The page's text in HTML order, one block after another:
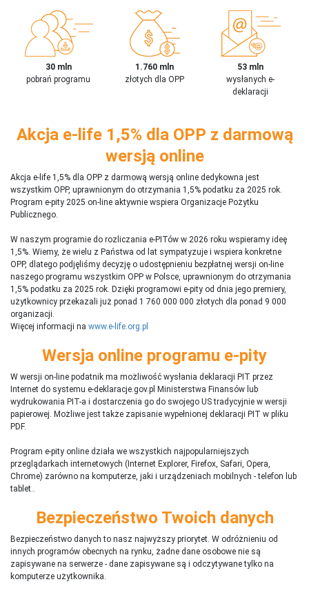
30 mln
pobrań programu
1.760 mln
złotych dla OPP
53 mln
wysłanych e-
deklaracji
Akcja e-life 1,5% dla OPP z darmową
wersją online
Akcja e-life 1,5% dla OPP z darmową wersją online dedykowna jest
wszystkim OPP, uprawnionym do otrzymania 1,5% podatku za 2025 rok.
Program e-pity 2025 on-line aktywnie wspiera Organizacje Pożytku
Publicznego.
W naszym programie do rozliczania e-PITów w 2026 roku wspieramy ideę
1,5%. Wiemy, że wielu z Państwa od lat sympatyzuje i wspiera konkretne
OPP, dlatego podjęliśmy decyzję o udostępnieniu bezpłatnej wersji on-line
naszego programu wszystkim OPP w Polsce, uprawnionym do otrzymania
1,5% podatku za 2025 rok. Dzięki programowi e-pity od dnia jego premiery,
użytkownicy przekazali już ponad 1 760 000 000 złotych dla ponad 9 000
organizacji.
Więcej informacji na www.e-life.org.pl
Wersja online programu e-pity
W wersji on-line podatnik ma możliwość wysłania deklaracji PIT przez
Internet do systemu e-deklaracje.gov.pl Ministerstwa Finansów lub
wydrukowania PIT-a i dostarczenia go do swojego US tradycyjnie w wersji
papierowej. Możliwe jest także zapisanie wypełnionej deklaracji PIT w pliku
PDF.
Program e-pity online działa we wszystkich najpopularniejszych
przeglądarkach internetowych (Internet Explorer, Firefox, Safari, Opera,
Chrome) zarówno na komputerze, jaki i urządzeniach mobilnych - telefon lub
tablet..
Bezpieczeństwo Twoich danych
Bezpieczeństwo danych to nasz najwyższy priorytet. W odróżnieniu od
innych programów obecnych na rynku, żadne dane osobowe nie są
zapisywane na serwerze - dane zapisywane są i odczytywane tylko na
komputerze użytkownika.